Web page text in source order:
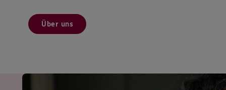
Über uns